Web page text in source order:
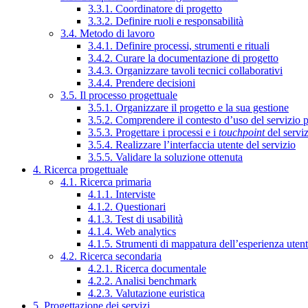
3.3.1. Coordinatore di progetto
3.3.2. Definire ruoli e responsabilità
3.4. Metodo di lavoro
3.4.1. Definire processi, strumenti e rituali
3.4.2. Curare la documentazione di progetto
3.4.3. Organizzare tavoli tecnici collaborativi
3.4.4. Prendere decisioni
3.5. Il processo progettuale
3.5.1. Organizzare il progetto e la sua gestione
3.5.2. Comprendere il contesto d’uso del servizio
3.5.3. Progettare i processi e i touchpointdel
3.5.4. Realizzare l’interfaccia utente del servizio
3.5.5. Validare la soluzione ottenuta
4. Ricerca progettuale
4.1. Ricerca primaria
4.1.1. Interviste
4.1.2. Questionari
4.1.3. Test di usabilità
4.1.4. Web analytics
4.1.5. Strumenti di mappatura dell’esperienza
4.2. Ricerca secondaria
4.2.1. Ricerca documentale
4.2.2. Analisi benchmark
4.2.3. Valutazione euristica
5. Progettazione dei servizi